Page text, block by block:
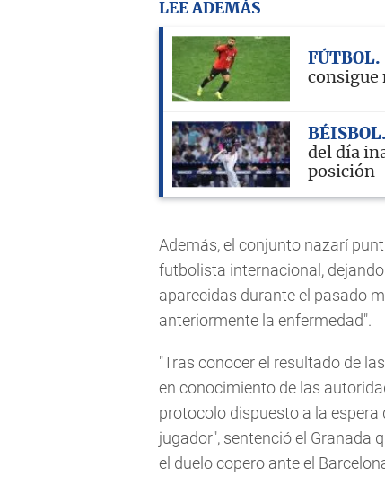
LEE ADEMÁS
FÚTBOL
consigue
BÉISBOL
del día
posición
Además, el conjunto nazarí
futbolista internacional,
aparecidas durante el pasado
anteriormente la enfermedad".
"Tras conocer el resultado de
en conocimiento de las
protocolo dispuesto a la
jugador", sentenció el Granada
el duelo copero ante el